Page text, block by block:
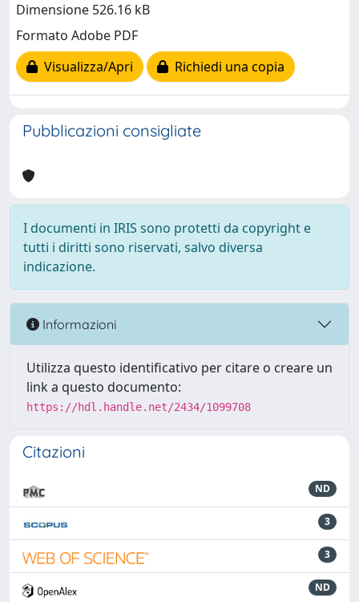
Dimensione 526.16 kB
Formato Adobe PDF
Visualizza/Apri
Richiedi una copia
Pubblicazioni consigliate
I documenti in IRIS sono protetti da copyright e
tutti i diritti sono riservati, salvo diversa
indicazione.
Informazioni
Utilizza questo identificativo per citare o creare un
link a questo documento:
https://hdl.handle.net/2434/1099708
Citazioni
ND
3
3
ND